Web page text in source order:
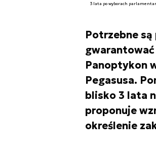
3 lata po wyborach
Potrzebne są
Panoptykon
Pegasusa.
blisko 3 lata
proponuje
określenie